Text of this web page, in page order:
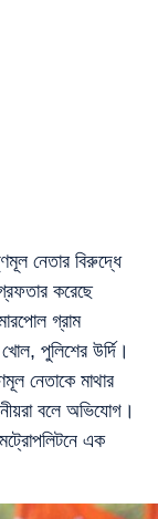
নেতার বিরুদ্ধে
করেছে
গ্রাম
পুলিশের উর্দি।
নেতাকে মাথার
বলে অভিযোগ।
এক